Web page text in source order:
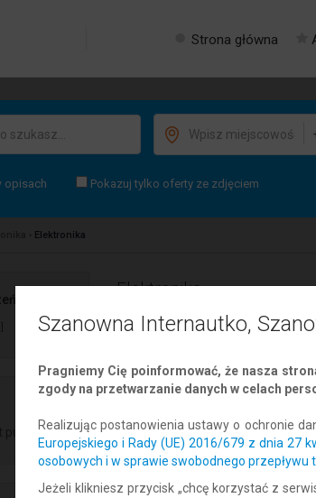
Strona główna
opisach Pokazuj tylko oferty ze zdjęciem
Elektronika
Elektronika
Szanowna Internautko,
Pragniemy Cię poinformować, że nasza
zgody na przetwarzanie danych w celach
Realizując postanowienia ustawy o ochronie
Europejskiego i Rady (UE) 2016/679 z dnia
osobowych i w sprawie swobodnego
Jeżeli klikniesz przycisk „chcę korzystać z